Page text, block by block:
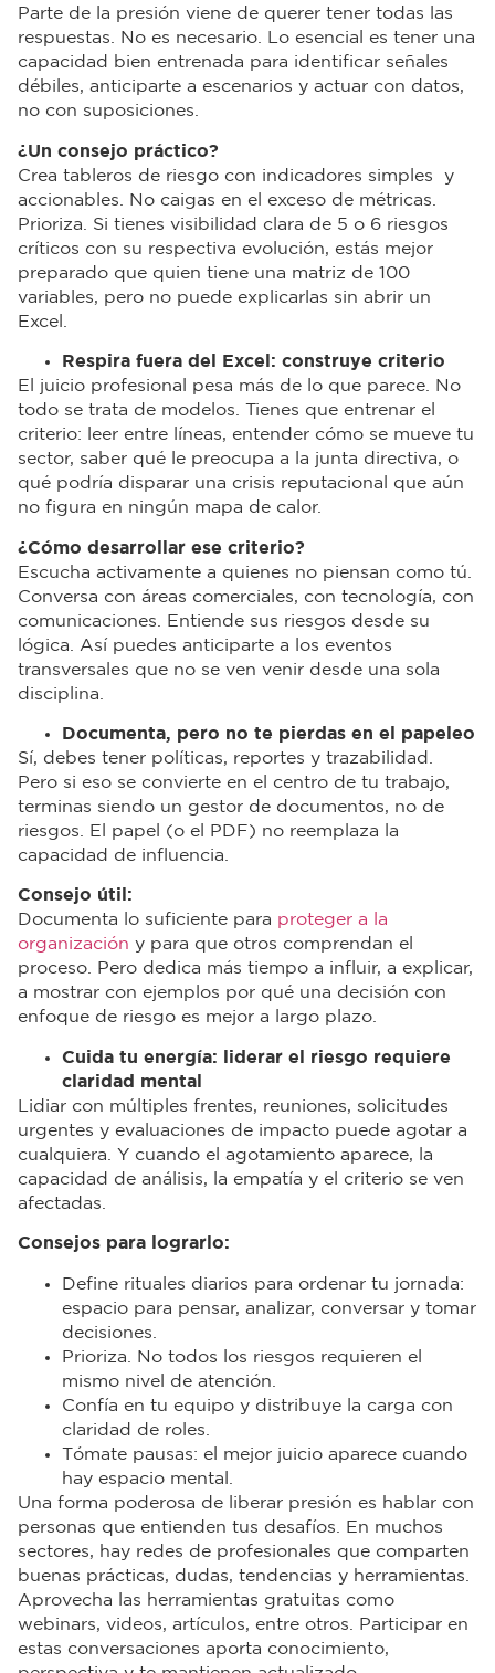
Parte de la presión viene de querer tener todas las
respuestas. No es necesario. Lo esencial es tener una
capacidad bien entrenada para identificar señales
débiles, anticiparte a escenarios y actuar con datos,
no con suposiciones.
¿Un consejo práctico?
Crea tableros de riesgo con indicadores simples y
accionables. No caigas en el exceso de métricas.
Prioriza. Si tienes visibilidad clara de 5 o 6 riesgos
críticos con su respectiva evolución, estás mejor
preparado que quien tiene una matriz de 100
variables, pero no puede explicarlas sin abrir un
Excel.
Respira fuera del Excel: construye criterio
El juicio profesional pesa más de lo que parece. No
todo se trata de modelos. Tienes que entrenar el
criterio: leer entre líneas, entender cómo se mueve tu
sector, saber qué le preocupa a la junta directiva, o
qué podría disparar una crisis reputacional que aún
no figura en ningún mapa de calor.
¿Cómo desarrollar ese criterio?
Escucha activamente a quienes no piensan como tú.
Conversa con áreas comerciales, con tecnología, con
comunicaciones. Entiende sus riesgos desde su
lógica. Así puedes anticiparte a los eventos
transversales que no se ven venir desde una sola
disciplina.
Documenta, pero no te pierdas en el papeleo
Sí, debes tener políticas, reportes y trazabilidad.
Pero si eso se convierte en el centro de tu trabajo,
terminas siendo un gestor de documentos, no de
riesgos. El papel (o el PDF) no reemplaza la
capacidad de influencia.
Consejo útil:
Documenta lo suficiente para proteger a la
organización y para que otros comprendan el
proceso. Pero dedica más tiempo a influir, a explicar,
a mostrar con ejemplos por qué una decisión con
enfoque de riesgo es mejor a largo plazo.
Cuida tu energía: liderar el riesgo requiere
claridad mental
Lidiar con múltiples frentes, reuniones, solicitudes
urgentes y evaluaciones de impacto puede agotar a
cualquiera. Y cuando el agotamiento aparece, la
capacidad de análisis, la empatía y el criterio se ven
afectadas.
Consejos para lograrlo:
Define rituales diarios para ordenar tu jornada:
espacio para pensar, analizar, conversar y tomar
decisiones.
Prioriza. No todos los riesgos requieren el
mismo nivel de atención.
Confía en tu equipo y distribuye la carga con
claridad de roles.
Tómate pausas: el mejor juicio aparece cuando
hay espacio mental.
Una forma poderosa de liberar presión es hablar con
personas que entienden tus desafíos. En muchos
sectores, hay redes de profesionales que comparten
buenas prácticas, dudas, tendencias y herramientas.
Aprovecha las herramientas gratuitas como
webinars, videos, artículos, entre otros. Participar en
estas conversaciones aporta conocimiento,